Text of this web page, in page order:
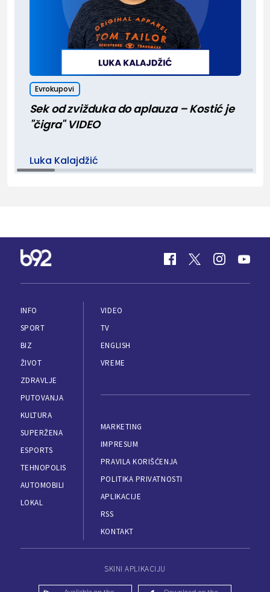
Evrokupovi
Sek od zvižduka do aplauza – Kostić je
"čigra" VIDEO
Luka Kalajdžić
INFO
SPORT
BIZ
ŽIVOT
ZDRAVLJE
PUTOVANJA
KULTURA
SUPERŽENA
ESPORTS
TEHNOPOLIS
AUTOMOBILI
LOKAL
VIDEO
TV
ENGLISH
VREME
MARKETING
IMPRESUM
PRAVILA KORIŠĆENJA
POLITIKA PRIVATNOSTI
APLIKACIJE
RSS
KONTAKT
SKINI APLIKACIJU